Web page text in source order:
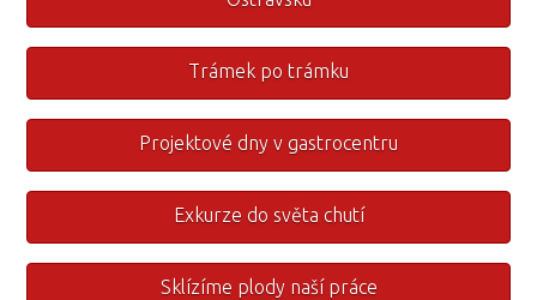
Trámek po trámku
Projektové dny v gastrocentru
Exkurze do světa chutí
Sklízíme plody naší práce